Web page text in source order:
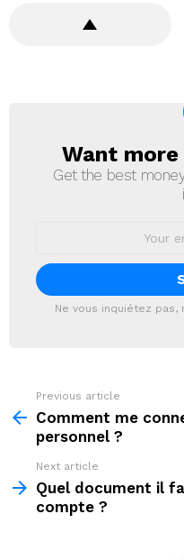
Want
Get the best
Ne vous inquiétez pas,
more
Previous article
Comment me
personnel ?
Next article
Quel document il
compte ?